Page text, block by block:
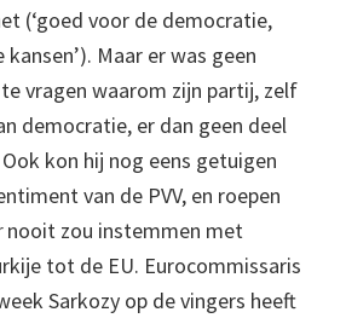
(‘goed voor de democratie,
Maar er was geen
vragen waarom zijn partij, zelf
democratie, er dan geen deel
kon hij nog eens getuigen
van de PVV, en roepen
nooit zou instemmen met
tot de EU. Eurocommissaris
Sarkozy op de vingers heeft